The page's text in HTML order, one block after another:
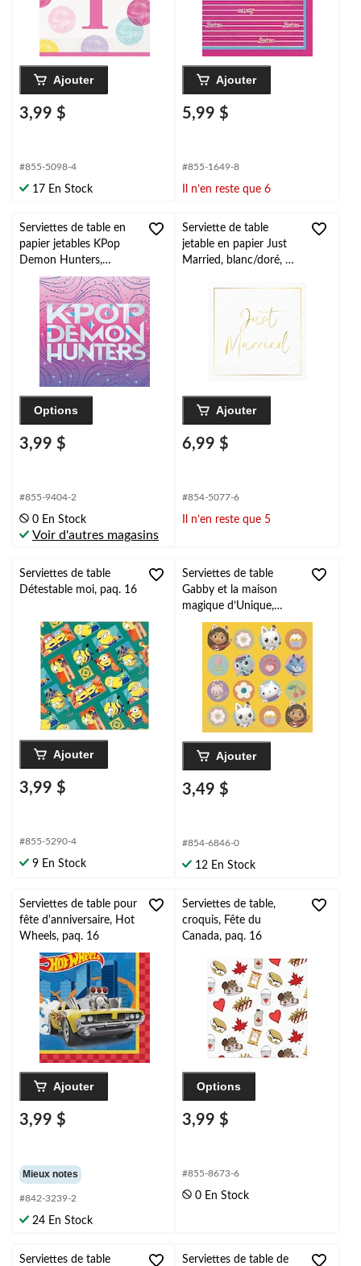
Ajouter
3,99 $
#855-5098-4
17 En Stock
Ajouter
5,99 $
#855-1649-8
Il n’en reste que 6
Serviettes de table en
papier jetables KPop
Demon Hunters,
multicolore, 6,5 po,
paq. 16, pour fête
d'anniversaire
Options
3,99 $
#855-9404-2
0 En Stock
Voir d'autres magasins
Serviette de table
jetable en papier Just
Married, blanc/doré, 7
mariage
Ajouter
6,99 $
#854-5077-6
Il n’en reste que 5
Serviettes de table
Détestable moi, paq. 16
Ajouter
3,99 $
#855-5290-4
9 En Stock
Serviettes de table
Gabby et la maison
magique d’Unique,
paq. 16
Ajouter
3,49 $
#854-6846-0
12 En Stock
Serviettes de table pour
fête d'anniversaire, Hot
Wheels, paq. 16
Ajouter
3,99 $
Mieux notes
#842-3239-2
24 En Stock
Serviettes de table,
croquis, Fête du
Canada, paq. 16
Options
3,99 $
#855-8673-6
0 En Stock
Serviettes de table
Serviettes de table de